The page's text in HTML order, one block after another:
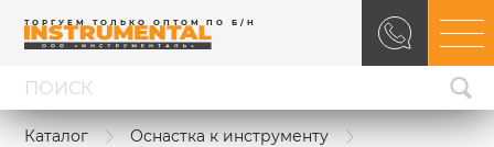
ТОРГУЕМ ТОЛЬКО ОПТОМ ПО Б/Н
Каталог
Оснастка к инструменту